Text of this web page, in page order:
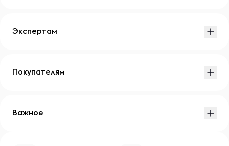
Экспертам
Покупателям
Важное